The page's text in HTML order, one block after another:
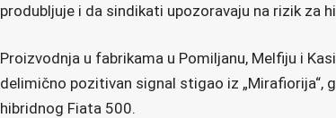
produbljuje i da sindikati upozoravaju na rizik za
Proizvodnja u fabrikama u Pomiljanu, Melfiju i
delimično pozitivan signal stigao iz „Mirafiorija“,
hibridnog Fiata 500.